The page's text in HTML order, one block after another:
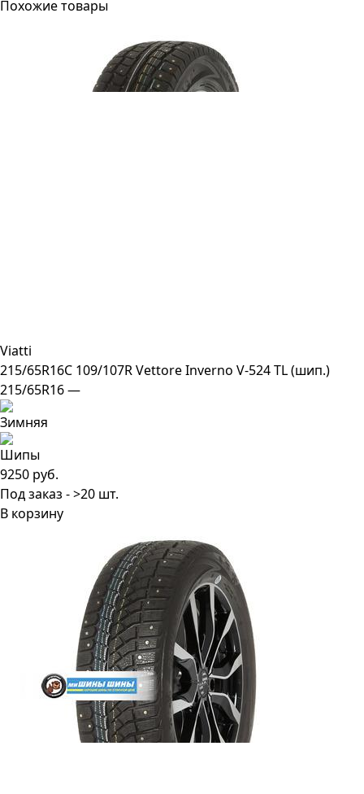
Похожие товары
Viatti
215/65R16C 109/107R Vettore Inverno V-524 TL (шип.)
215/65R16 —
9250 руб.
Под заказ - >20 шт.
В корзину